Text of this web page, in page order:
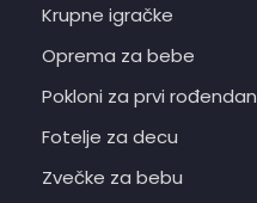
Krupne igračke
Oprema za bebe
Pokloni za prvi rođendan
Fotelje za decu
Zvečke za bebu